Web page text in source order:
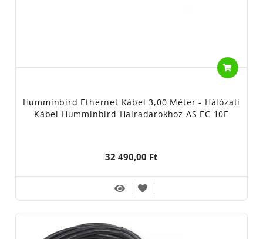
Humminbird Ethernet Kábel 3,00 Méter - Hálózati
Kábel Humminbird Halradarokhoz AS EC 10E
32 490,00 Ft